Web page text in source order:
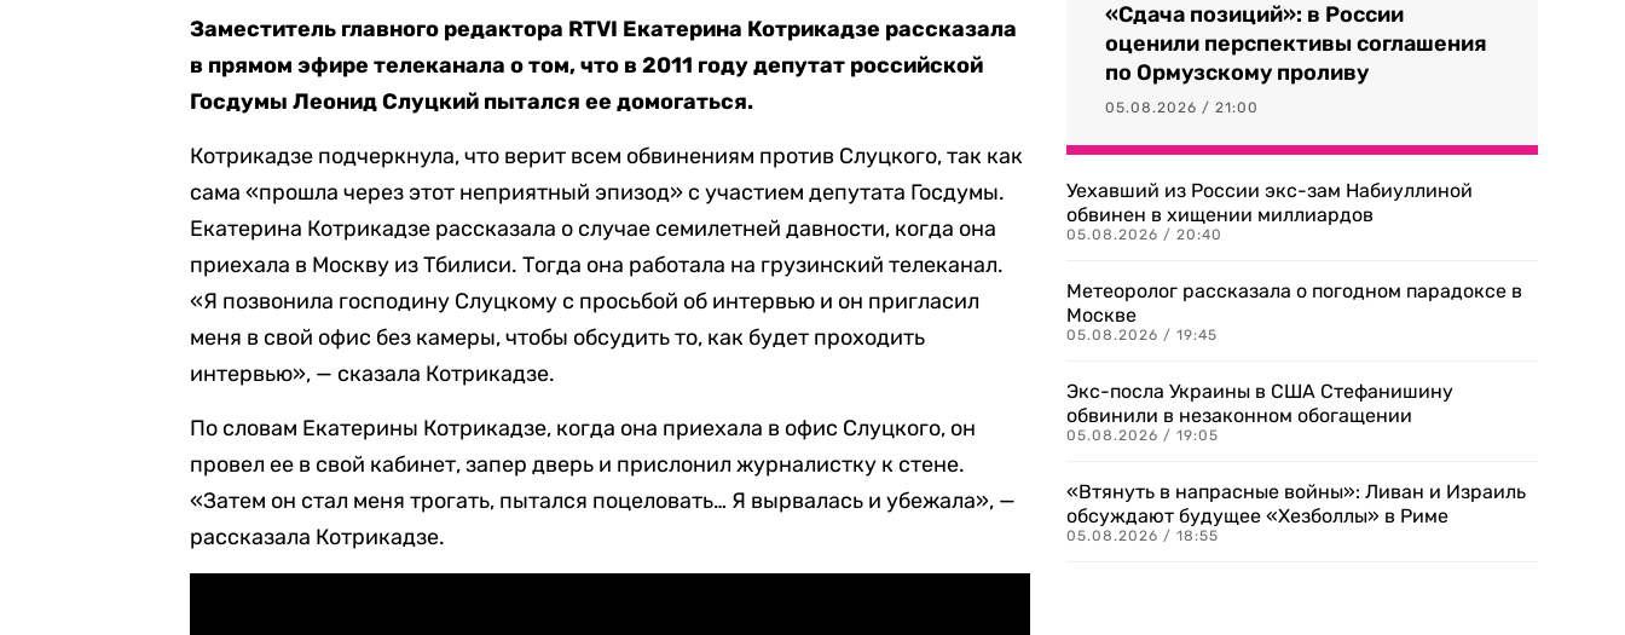
Заместитель главного редактора RTVI Екатерина Котрикадзе рассказала
в прямом эфире телеканала о том, что в 2011 году депутат российской
Госдумы Леонид Слуцкий пытался ее домогаться.
Котрикадзе подчеркнула, что верит всем обвинениям против Слуцкого, так как
сама «прошла через этот неприятный эпизод» с участием депутата Госдумы.
Екатерина Котрикадзе рассказала о cлучае семилетней давности, когда она
приехала в Москву из Тбилиси. Тогда она работала на грузинский телеканал.
«Я позвонила господину Слуцкому с просьбой об интервью и он пригласил
меня в свой офис без камеры, чтобы обсудить то, как будет проходить
интервью», — сказала Котрикадзе.
По словам Екатерины Котрикадзе, когда она приехала в офис Слуцкого, он
провел ее в свой кабинет, запер дверь и прислонил журналистку к стене.
«Затем он стал меня трогать, пытался поцеловать… Я вырвалась и убежала», —
рассказала Котрикадзе.
«Сдача позиций»: в России
оценили перспективы соглашения
по Ормузскому проливу
05.08.2026 / 21:00
Уехавший из России экс-зам Набиуллиной
обвинен в хищении миллиардов
05.08.2026 / 20:40
Метеоролог рассказала о погодном парадоксе в
Москве
05.08.2026 / 19:45
Экс-посла Украины в США Стефанишину
обвинили в незаконном обогащении
05.08.2026 / 19:05
«Втянуть в напрасные войны»: Ливан и Израиль
обсуждают будущее «Хезболлы» в Риме
05.08.2026 / 18:55